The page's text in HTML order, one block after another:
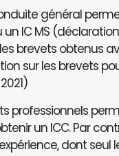
général
un IC MS
brevets obtenus
sur les brevets
professionnels
un ICC. Par
dont seul